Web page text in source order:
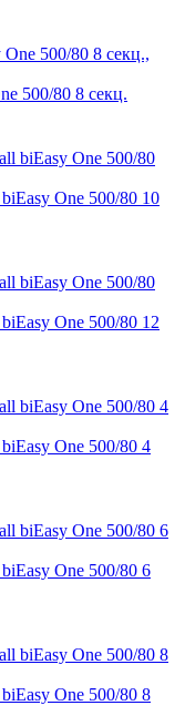
500/80 8 секц.
One 500/80 10
One 500/80 12
One 500/80 4
One 500/80 6
One 500/80 8